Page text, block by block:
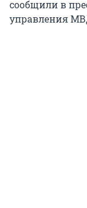
сообщили в
управления